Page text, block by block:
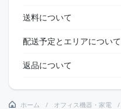
送料について
配送予定とエリアについて
返品について
ホーム オフィス機器・家電